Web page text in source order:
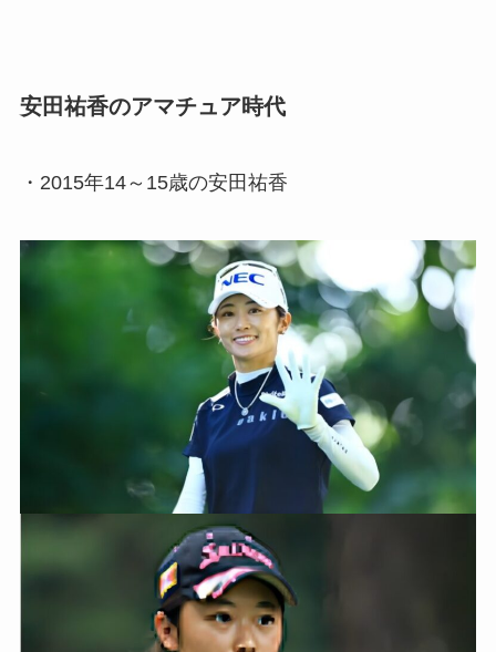
安田祐香のアマチュア時代
・2015年14～15歳の安田祐香